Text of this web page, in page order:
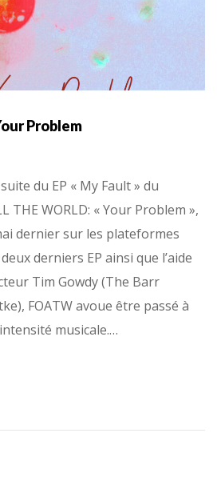
Problem
du EP « My Fault » du
THE WORLD: « Your Problem »,
dernier sur les plateformes
derniers EP ainsi que l’aide
Tim Gowdy (The Barr
FOATW avoue être passé à
musicale.…